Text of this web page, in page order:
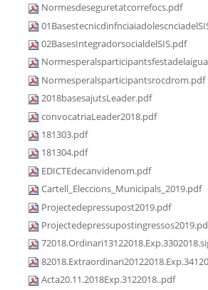
Normesdeseguretatcorrefocs.pdf
02BasesIntegradorsocialdelSIS.pdf
Normesperalsparticipantsrocdrom.pdf
2018basesajutsLeader.pdf
convocatriaLeader2018.pdf
181303.pdf
181304.pdf
EDICTEdecanvidenom.pdf
Cartell_Eleccions_Municipals_2019.pdf
Projectedepressupost2019.pdf
Acta20.11.2018Exp.3122018..pdf